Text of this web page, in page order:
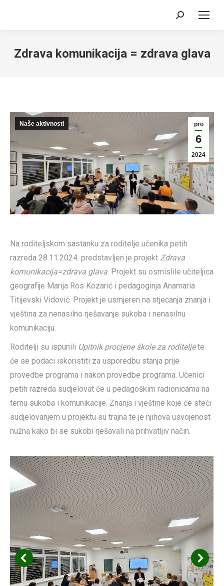
Search:
Zdrava komunikacija = zdrava glava
pro
6
2024
Naše aktivnosti
Na roditeljskom sastanku za roditelje učenika petih
razreda 28.11.2024. predstavljen je projekt Zdrava
komunikacija=zdrava glava. Projekt su osmislile učiteljica
geografije Marija Ros Kozarić i pedagoginja Anamaria
Titijevski Vidović. Projekt je usmjeren na stjecanja znanja i
vještina za nenasilno rješavanje sukoba i nenasilnu
komunikaciju.
Roditelji su ispunili Upitnik procjene škole za roditeljete
će se podaci iskoristiti za usporedbu stanja prije
provedbe programa i nakon provedbe programa. Učenici
petih razreda sudjelovat će u pedagoškim radionicama na
temu sukoba i komunikacije. Znanja i vještine koje će steći
sudjelovanjem u projektu su trajna te je njihova usvojenost
nužna kako bi se sukobi rješavali na prihvatljiv način.